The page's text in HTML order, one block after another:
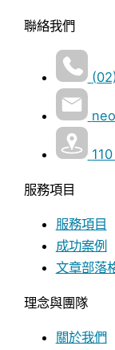
聯絡我們
服務項目
服務項目
成功案例
文章部落
理念與團隊
關於我們